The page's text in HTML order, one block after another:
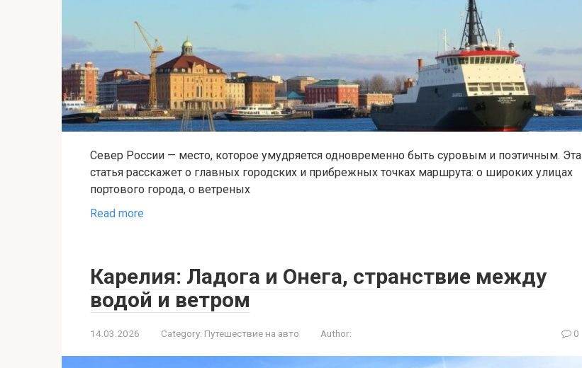
Север России — место, которое умудряется одновременно быть суровым и поэтичным. Эта
статья расскажет о главных городских и прибрежных точках маршрута: о широких улицах
портового города, о ветреных
Read more
Карелия: Ладога и Онега, странствие между
водой и ветром
14.03.2026 Category: Путешествие на авто Author: 0